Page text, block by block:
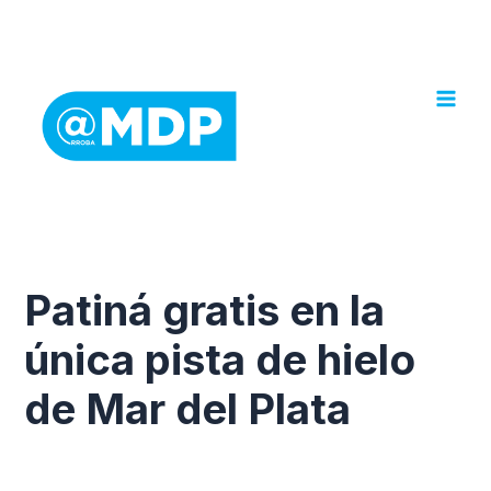
Patiná gratis en la
única pista de hielo
de Mar del Plata